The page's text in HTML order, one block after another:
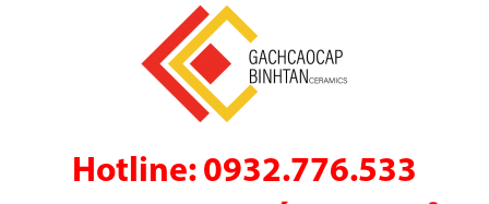
Hotline: 0932.776.533